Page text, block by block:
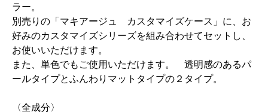
ラー。
別売りの「マキアージュ カスタマイズケース」に、お
好みのカスタマイズシリーズを組み合わせてセットし、
お使いいただけます。
また、単色でもご使用いただけます。 透明感のあるパ
ールタイプとふんわりマットタイプの２タイプ。
〈全成分〉